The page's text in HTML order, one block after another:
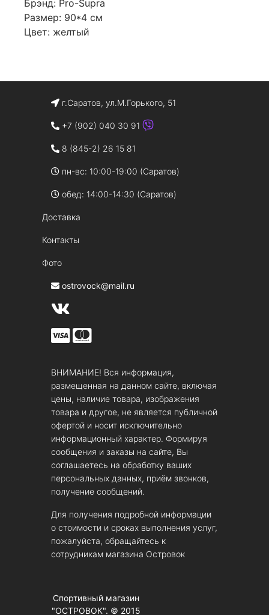
Брэнд: Pro-Supra
Размер: 90*4 см
Цвет: желтый
г.Саратов, ул.М.Горького, 51
+7 (902) 040 30 91
8 (845-2) 26 15 81
пн-вс: 10:00-19:00 (Саратов)
обед: 14:00-14:30 (Саратов)
Доставка
Контакты
Фото
ostrovock@mail.ru
ВНИМАНИЕ! Вся информация,
размещенная на данном сайте, включая
цены, наличие товара, изображения
товара и другое, не является публичной
офертой и носит исключительно
информационный характер. Формируя
сообщения и заказы на сайте, Вы
соглашаетесь на обработку ваших
персональных данных, приём звонков,
получение сообщений.
Для получения подробной информации
о стоимости и сроках выполнения услуг,
пожалуйста, обращайтесь к
сотрудникам магазина Островок
Спортивный магазин
"ОСТРОВОК". © 2015